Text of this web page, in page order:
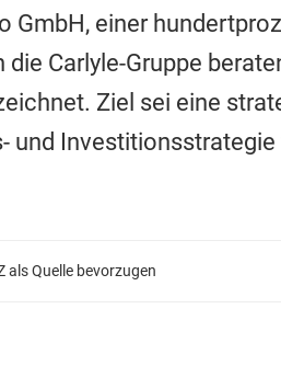
GmbH, einer
Carlyle-Gruppe
Ziel sei eine
und
als Quelle bevorzugen